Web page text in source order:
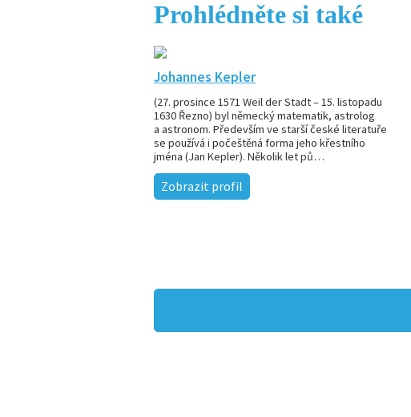
Prohlédněte si také
Johannes Kepler
(27. prosince 1571 Weil der Stadt – 15. listopadu
1630 Řezno) byl německý matematik, astrolog
a astronom. Především ve starší české literatuře
se používá i počeštěná forma jeho křestního
jména (Jan Kepler). Několik let pů…
Zobrazit profil